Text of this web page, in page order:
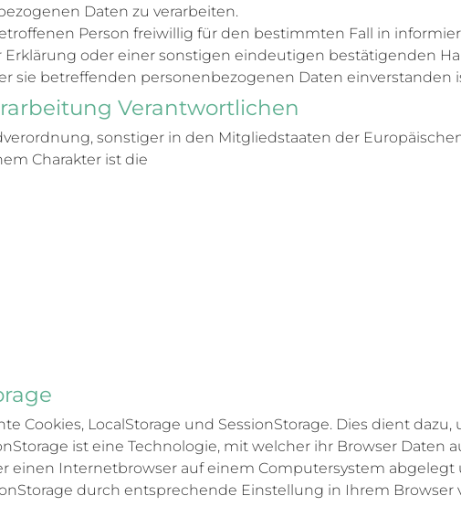
Daten zu verarbeiten.
Person freiwillig für den bestimmten Fall in
oder einer sonstigen eindeutigen bestätigenden
sie betreffenden personenbezogenen Daten einverstanden
Verantwortlichen
sonstiger in den Mitgliedstaaten der
Charakter ist die
Cookies, LocalStorage und SessionStorage. Dies dient
ist eine Technologie, mit welcher ihr Browser Daten
einen Internetbrowser auf einem Computersystem
durch entsprechende Einstellung in Ihrem Browser